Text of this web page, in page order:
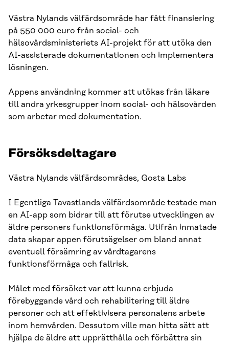
Västra Nylands välfärdsområde har fått finansiering
på 550 000 euro från social- och
hälsovårdsministeriets AI-projekt för att utöka den
AI-assisterade dokumentationen och implementera
lösningen.
Appens användning kommer att utökas från läkare
till andra yrkesgrupper inom social- och hälsovården
som arbetar med dokumentation.
Försöksdeltagare
Västra Nylands välfärdsområdes, Gosta Labs
I Egentliga Tavastlands välfärdsområde testade man
en AI-app som bidrar till att förutse utvecklingen av
äldre personers funktionsförmåga. Utifrån inmatade
data skapar appen förutsägelser om bland annat
eventuell försämring av vårdtagarens
funktionsförmåga och fallrisk.
Målet med försöket var att kunna erbjuda
förebyggande vård och rehabilitering till äldre
personer och att effektivisera personalens arbete
inom hemvården. Dessutom ville man hitta sätt att
hjälpa de äldre att upprätthålla och förbättra sin